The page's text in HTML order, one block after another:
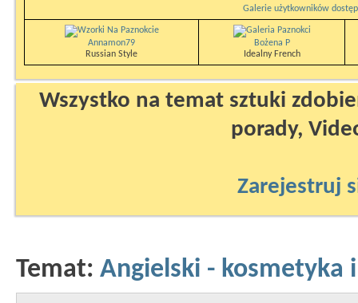
Galerie użytkowników
Annamon79
Russian Style
Bożena P
Idealny French
Wszystko na temat sztuki
porady,
Zarejestruj
Temat: Angielski - kosmetyka